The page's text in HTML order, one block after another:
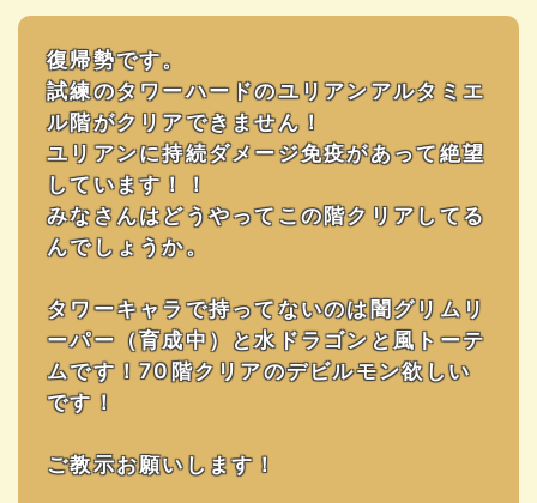
復帰勢です。
試練のタワーハードのユリアンアルタミエ
ル階がクリアできません！
ユリアンに持続ダメージ免疫があって絶望
しています！！
みなさんはどうやってこの階クリアしてる
んでしょうか。
タワーキャラで持ってないのは闇グリムリ
ーパー（育成中）と水ドラゴンと風トーテ
ムです！70階クリアのデビルモン欲しい
です！
ご教示お願いします！